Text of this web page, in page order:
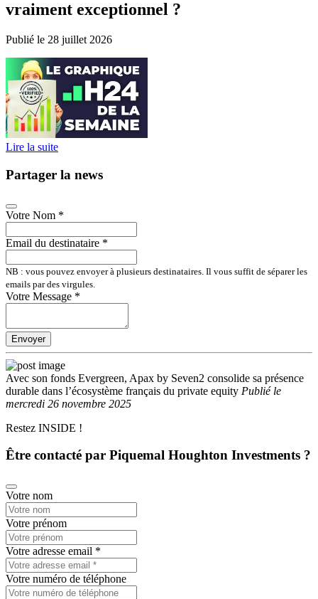
vraiment exceptionnel ?
Publié le 28 juillet 2026
Lire la suite
Partager la news
Votre Nom *
Email du destinataire *
NB : vous pouvez envoyer à plusieurs destinataires. Il vous suffit de séparer les
emails par des virgules.
Votre Message *
Envoyer
Avec son fonds Evergreen, Apax by Seven2 consolide sa présence
durable dans l’écosystème français du private equity Publiéle
mercredi 26 novembre 2025
Restez INSIDE !
Être contacté par Piquemal Houghton Investments ?
Votre nom
Votre prénom
Votre adresse email *
Votre numéro de téléphone